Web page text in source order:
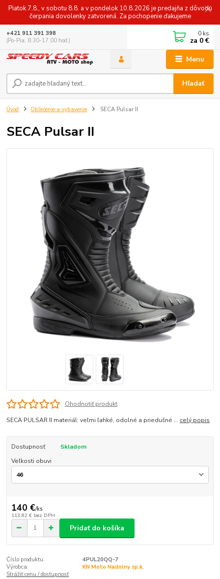
Piatok 7.8., v sobotu 8.8. a v pondelok 10.8.2026 je predajňa z dôvodu
čerpania dovolenky zatvorená. Za pochopenie ďakujeme
Menu
Hľadať
+421 911 391 398
(Po-Pia, 8.30-17.00 hod.)
0 ks
za 0 €
Úvod Oblečenie a vybavenie SECA Pulsar II
SECA Pulsar II
Ohodnotiť produkt
SECA PULSAR II materiál: veľmi ľahké, odolné a priedušné ... celý popis
Dostupnosť
Skladom
Veľkosti obuvi
140 €/ks
113,82 € bez DPH
Pridať do košíka
Číslo produktu:
4PUL20QQ-7
Výrobca:
KN Moto Nadolny sp.k.
Strážiť cenu / dostupnosť